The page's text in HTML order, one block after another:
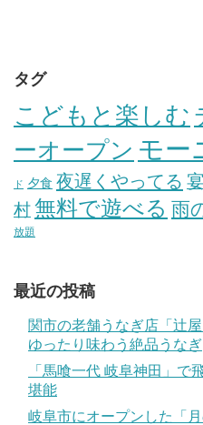
タグ
こどもと楽しむ
ーオープン モー
ド 夕食 夜遅くやってる
村無料で遊べる 雨
放題
最近の投稿
関市の老舗うなぎ店「辻
ゆったり味わう絶品うなぎ
「馬喰一代 岐阜神田」で
堪能
岐阜市にオープンした「